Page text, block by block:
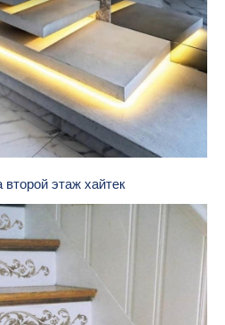
этаж хайтек